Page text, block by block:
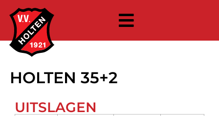
HOLTEN 35+2
UITSLAGEN